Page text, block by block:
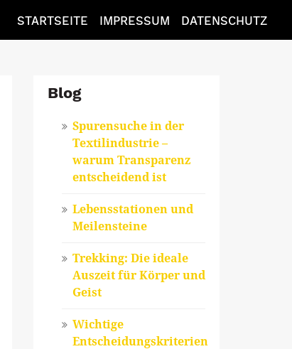
STARTSEITE IMPRESSUM DATENSCHUTZ
Blog
Spurensuche in der
Textilindustrie –
warum Transparenz
entscheidend ist
Lebensstationen und
Meilensteine
Trekking: Die ideale
Auszeit für Körper und
Geist
Wichtige
Entscheidungskriterien